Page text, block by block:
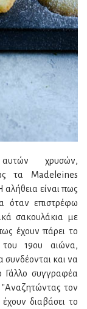
χρυσών,
τα Madeleines
είναι πως
όταν επιστρέφω
σακουλάκια με
έχουν πάρει το
19ου αιώνα,
και να
Γάλλο συγγραφέα
τον
διαβάσει το